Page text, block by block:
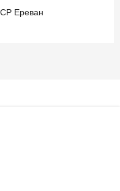
Ереван